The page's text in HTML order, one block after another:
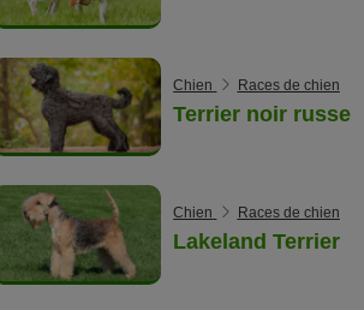
Chien Races de chien
Terrier noir russe
Chien Races de chien
Lakeland Terrier